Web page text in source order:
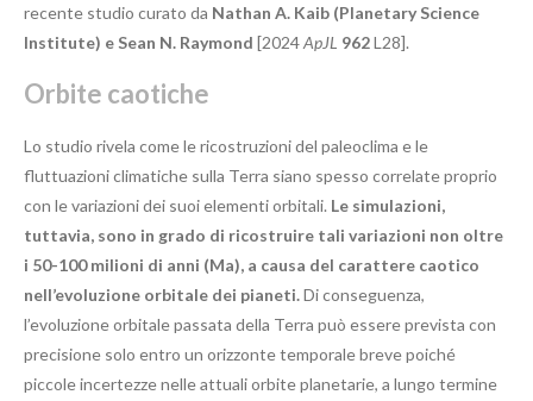
recente studio curato da Nathan A. Kaib (Planetary Science
Institute) e Sean N. Raymond [2024ApJL 962L28].
Orbite caotiche
Lo studio rivela come le ricostruzioni del paleoclima e le
fluttuazioni climatiche sulla Terra siano spesso correlate proprio
con le variazioni dei suoi elementi orbitali. Le simulazioni,
tuttavia, sono in grado di ricostruire tali variazioni non oltre
i 50-100 milioni di anni (Ma), a causa del carattere caotico
nell’evoluzione orbitale dei pianeti.Di conseguenza,
l’evoluzione orbitale passata della Terra può essere prevista con
precisione solo entro un orizzonte temporale breve poiché
piccole incertezze nelle attuali orbite planetarie, a lungo termine